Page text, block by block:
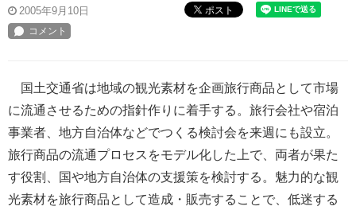
2005年9月10日 ポスト
国土交通省は地域の観光素材を企画旅行商品として市場
に流通させるための指針作りに着手する。旅行会社や宿泊
事業者、地方自治体などでつくる検討会を来週にも設立。
旅行商品の流通プロセスをモデル化した上で、両者が果た
す役割、国や地方自治体の支援策を検討する。魅力的な観
光素材を旅行商品として造成・販売することで、低迷する